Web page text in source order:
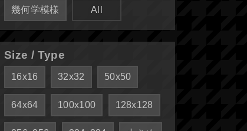
幾何学模様 All
Size / Type
16x16 32x32 50x50
64x64 100x100 128x128